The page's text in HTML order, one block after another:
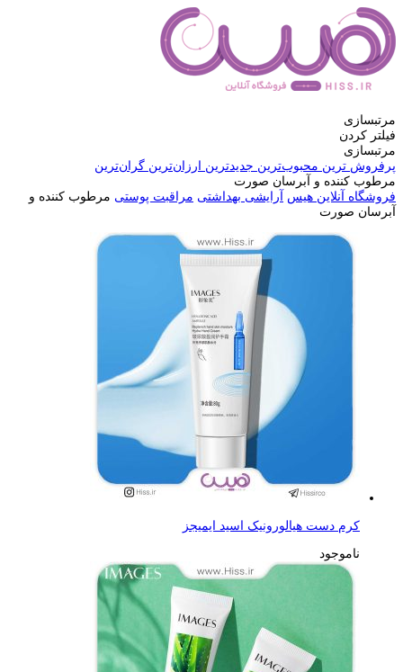
مرتبسازی
فیلتر کردن
مرتبسازی
پرفروش ترین محبوب‌ترین جدیدترین ارزان‌ترین گران‌ترین
مرطوب کننده و آبرسان صورت
فروشگاه آنلاین هیس
آرایشی بهداشتی مراقبت پوستی مرطوب کننده و
آبرسان صورت
کرم دست هیالورونیک اسید ایمیجز
ناموجود